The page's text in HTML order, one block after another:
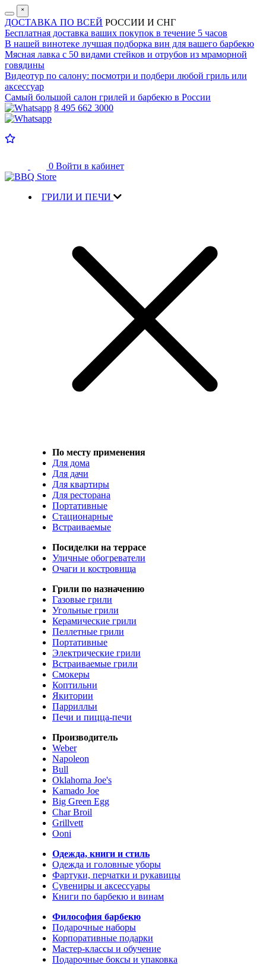
˟
ДОСТАВКА ПО ВСЕЙ РОССИИ И СНГ
Бесплатная доставка ваших покупок в течение 5 часов
В нашей винотеке лучшая подборка вин для вашего барбекю
Мясная лавка с 50 видами стейков и отрубов из мраморной
говядины
Видеотур по салону: посмотри и подбери любой гриль или
аксессуар
Самый большой салон грилей и барбекю в России
8 495 662 3000
0 Войти в кабинет
ГРИЛИ И ПЕЧИ
По месту применения
Для дома
Для дачи
Для квартиры
Для ресторана
Портативные
Стационарные
Встраиваемые
Посиделки на террасе
Уличные обогреватели
Очаги и костровища
Грили по назначению
Газовые грили
Угольные грили
Керамические грили
Пеллетные грили
Портативные
Электрические грили
Встраиваемые грили
Смокеры
Коптильни
Якитории
Паррилльи
Печи и пицца-печи
Производитель
Weber
Napoleon
Bull
Oklahoma Joe's
Kamado Joe
Big Green Egg
Char Broil
Grillvett
Ooni
Одежда, книги и стиль
Одежда и головные уборы
Фартуки, перчатки и рукавицы
Сувениры и аксессуары
Книги по барбекю и винам
Философия барбекю
Подарочные наборы
Корпоративные подарки
Мастер-классы и обучение
Подарочные боксы и упаковка